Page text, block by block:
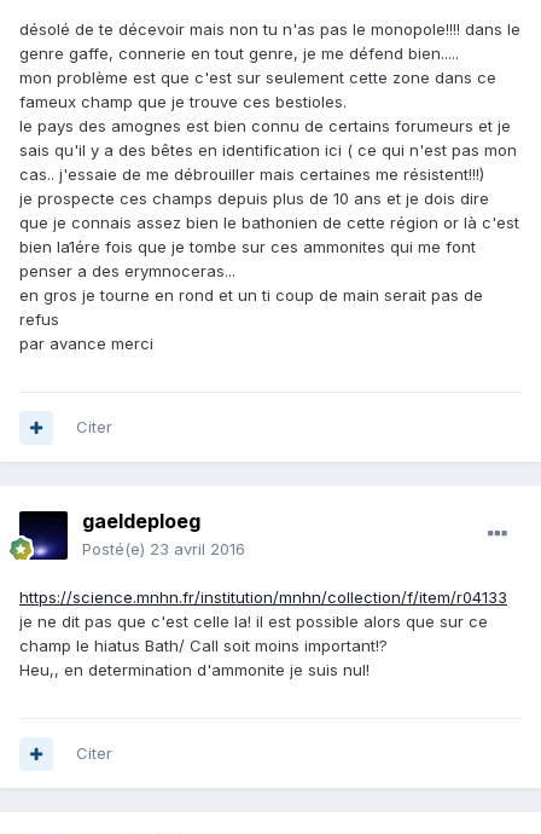
désolé de te décevoir mais non tu n'as pas le monopole!!!! dans le
genre gaffe, connerie en tout genre, je me défend bien.....
mon problème est que c'est sur seulement cette zone dans ce
fameux champ que je trouve ces bestioles.
le pays des amognes est bien connu de certains forumeurs et je
sais qu'il y a des bêtes en identification ici ( ce qui n'est pas mon
cas.. j'essaie de me débrouiller mais certaines me résistent!!!)
je prospecte ces champs depuis plus de 10 ans et je dois dire
que je connais assez bien le bathonien de cette région or là c'est
bien la1ére fois que je tombe sur ces ammonites qui me font
penser a des erymnoceras...
en gros je tourne en rond et un ti coup de main serait pas de
refus
par avance merci
Citer
gaeldeploeg
Posté(e) 23 avril 2016
https://science.mnhn.fr/institution/mnhn/collection/f/item/r04133
je ne dit pas que c'est celle la! il est possible alors que sur ce
champ le hiatus Bath/ Call soit moins important!?
Heu,, en determination d'ammonite je suis nul!
Citer